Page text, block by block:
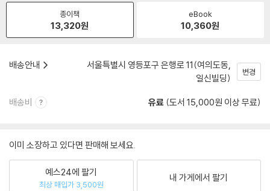
종이책
13,320원
eBook
10,360원
배송안내
서울특별시 영등포구 은행로 11(여의도동,
일신빌딩)
변경
배송비 유료 (도서 15,000원 이상 무료)
이미 소장하고 있다면 판매해 보세요.
예스24에 팔기
최상 매입가 3,500원
내 가게에서 팔기